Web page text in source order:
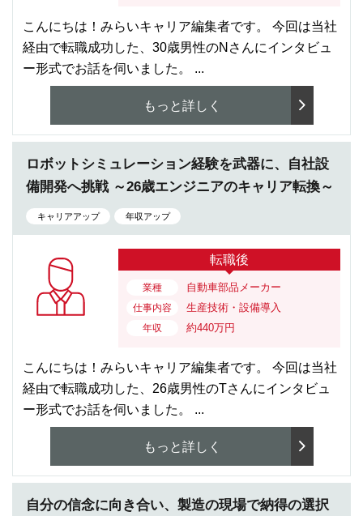
こんにちは！みらいキャリア編集者です。 今回は当社
経由で転職成功した、30歳男性のNさんにインタビュ
ー形式でお話を伺いました。 ...
もっと詳しく
ロボットシミュレーション経験を武器に、自社設
備開発へ挑戦 ～26歳エンジニアのキャリア転換～
キャリアアップ 年収アップ
転職後
業種 自動車部品メーカー
仕事内容 生産技術・設備導入
年収 約440万円
こんにちは！みらいキャリア編集者です。 今回は当社
経由で転職成功した、26歳男性のTさんにインタビュ
ー形式でお話を伺いました。 ...
もっと詳しく
自分の信念に向き合い、製造の現場で納得の選択